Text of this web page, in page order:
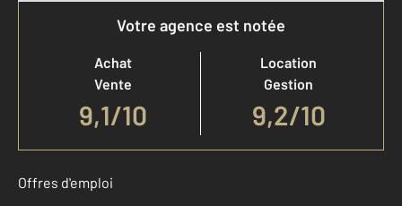
Votre agence est notée
Achat
Vente
9,1/10
Location
Gestion
9,2/10
Offres d'emploi